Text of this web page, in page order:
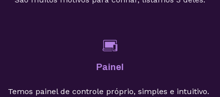
Painel
Temos painel de controle próprio, simples e intuitivo.